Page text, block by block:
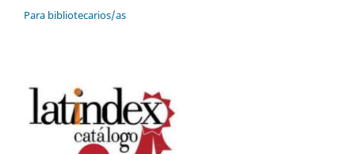
Para bibliotecarios/as